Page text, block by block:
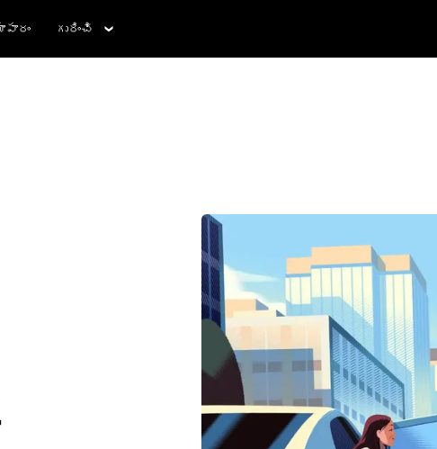
గురించి